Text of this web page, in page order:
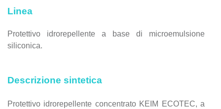
Linea
Protettivo idrorepellente a base di microemulsione
siliconica.
Descrizione sintetica
Protettivo idrorepellente concentrato KEIM ECOTEC, a